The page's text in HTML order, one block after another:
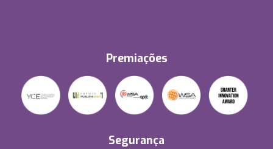
Premiações
Segurança